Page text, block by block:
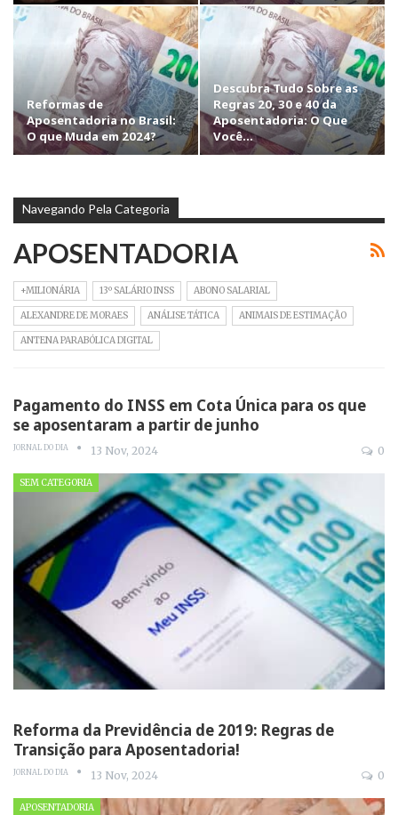
Reformas de
Aposentadoria no Brasil:
O que Muda em 2024?
Descubra Tudo Sobre as
Regras 20, 30 e 40 da
Aposentadoria: O Que
Você…
Navegando Pela Categoria
APOSENTADORIA
+MILIONÁRIA 13º SALÁRIO INSS ABONO SALARIAL
ALEXANDRE DE MORAES ANÁLISE TÁTICA ANIMAIS DE ESTIMAÇÃO
ANTENA PARABÓLICA DIGITAL
Pagamento do INSS em Cota Única para os que
se aposentaram a partir de junho
JORNAL DO DIA 13 Nov, 2024 0
SEM CATEGORIA
Reforma da Previdência de 2019: Regras de
Transição para Aposentadoria!
JORNAL DO DIA 13 Nov, 2024 0
APOSENTADORIA